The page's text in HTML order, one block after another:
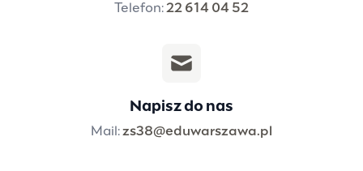
Telefon: 22 614 04 52
Napisz do nas
Mail:zs38@eduwarszawa.pl